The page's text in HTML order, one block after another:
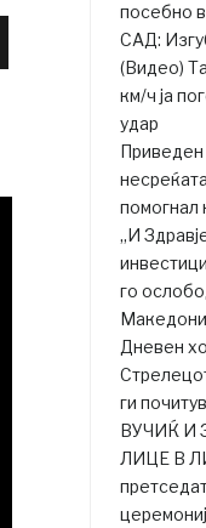
посебно
САД:
(Видео)
км/ч ја
удар
Приведен
помогнал
„И
го
Дневен
ги
ВУЧИЌ И
ЛИЦЕ В